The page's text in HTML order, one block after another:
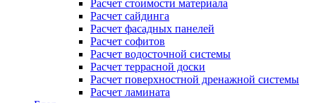
Расчет стоимости материала
Расчет сайдинга
Расчет фасадных панелей
Расчет софитов
Расчет водосточной системы
Расчет террасной доски
Расчет поверхностной дренажной системы
Расчет ламината